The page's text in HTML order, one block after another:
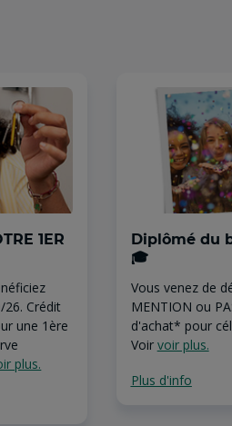
1ER
Crédit
une 1ère
plus.
Diplômé du
🎓
Vous venez de
MENTION ou
d'achat* pour
Voir voir plus.
Plus d'info